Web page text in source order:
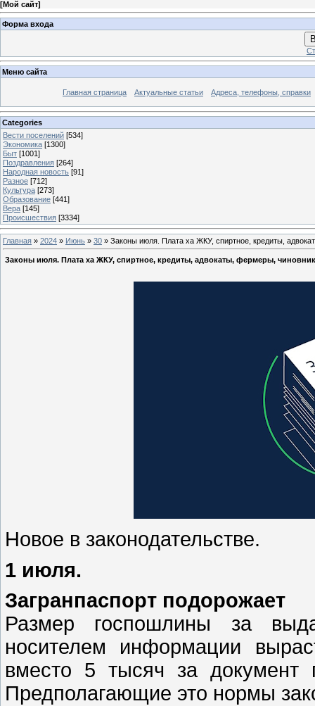
[Мой сайт]
Форма входа
Меню сайта
Главная страница Актуальные статьи Адреса, телефоны, справки
Categories
Вести поселений [534]
Экономика [1300]
Быт [1001]
Поздравления [264]
Народная новость [91]
Разное [712]
Культура [273]
Образование [441]
Вера [145]
Происшествия [3334]
Главная » 2024 » Июнь » 30 » Законы июля. Плата ха ЖКУ, спиртное, кредиты,
Законы июля. Плата ха ЖКУ, спиртное, кредиты, адвокаты, фермеры,
Новое в законодательстве.
1 июля.
Загранпаспорт подорожает
Размер госпошлины за
носителем информации
вместо 5 тысяч за документ
Предполагающие это нормы